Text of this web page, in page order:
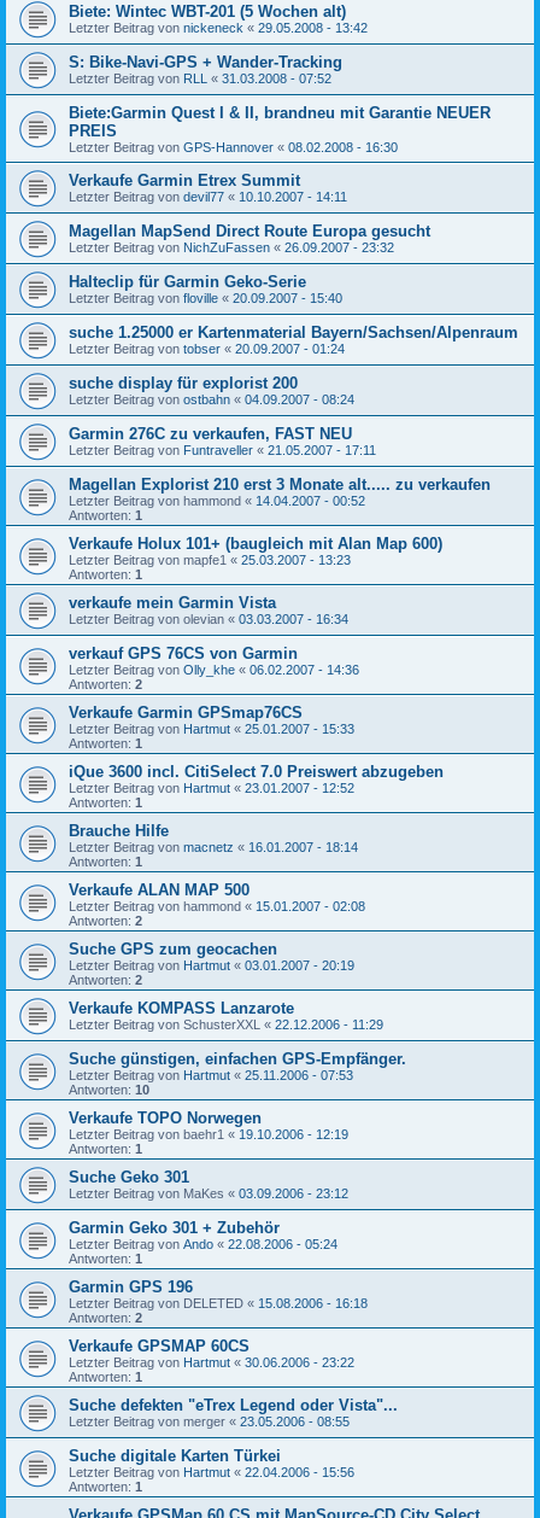
Biete: Wintec WBT-201 (5 Wochen alt)
Letzter Beitrag von nickeneck « 29.05.2008 - 13:42
S: Bike-Navi-GPS + Wander-Tracking
Letzter Beitrag von RLL « 31.03.2008 - 07:52
Biete:Garmin Quest I & II, brandneu mit Garantie NEUER
PREIS
Letzter Beitrag von GPS-Hannover « 08.02.2008 - 16:30
Verkaufe Garmin Etrex Summit
Letzter Beitrag von devil77 « 10.10.2007 - 14:11
Magellan MapSend Direct Route Europa gesucht
Letzter Beitrag von NichZuFassen « 26.09.2007 - 23:32
Halteclip für Garmin Geko-Serie
Letzter Beitrag von floville « 20.09.2007 - 15:40
suche 1.25000 er Kartenmaterial Bayern/Sachsen/Alpenraum
Letzter Beitrag von tobser « 20.09.2007 - 01:24
suche display für explorist 200
Letzter Beitrag von ostbahn « 04.09.2007 - 08:24
Garmin 276C zu verkaufen, FAST NEU
Letzter Beitrag von Funtraveller « 21.05.2007 - 17:11
Magellan Explorist 210 erst 3 Monate alt..... zu verkaufen
Letzter Beitrag von hammond « 14.04.2007 - 00:52
Antworten: 1
Verkaufe Holux 101+ (baugleich mit Alan Map 600)
Letzter Beitrag von mapfe1 « 25.03.2007 - 13:23
Antworten: 1
verkaufe mein Garmin Vista
Letzter Beitrag von olevian « 03.03.2007 - 16:34
verkauf GPS 76CS von Garmin
Letzter Beitrag von Olly_khe « 06.02.2007 - 14:36
Antworten: 2
Verkaufe Garmin GPSmap76CS
Letzter Beitrag von Hartmut « 25.01.2007 - 15:33
Antworten: 1
iQue 3600 incl. CitiSelect 7.0 Preiswert abzugeben
Letzter Beitrag von Hartmut « 23.01.2007 - 12:52
Antworten: 1
Brauche Hilfe
Letzter Beitrag von macnetz « 16.01.2007 - 18:14
Antworten: 1
Verkaufe ALAN MAP 500
Letzter Beitrag von hammond « 15.01.2007 - 02:08
Antworten: 2
Suche GPS zum geocachen
Letzter Beitrag von Hartmut « 03.01.2007 - 20:19
Antworten: 2
Verkaufe KOMPASS Lanzarote
Letzter Beitrag von SchusterXXL « 22.12.2006 - 11:29
Suche günstigen, einfachen GPS-Empfänger.
Letzter Beitrag von Hartmut « 25.11.2006 - 07:53
Antworten: 10
Verkaufe TOPO Norwegen
Letzter Beitrag von baehr1 « 19.10.2006 - 12:19
Antworten: 1
Suche Geko 301
Letzter Beitrag von MaKes « 03.09.2006 - 23:12
Garmin Geko 301 + Zubehör
Letzter Beitrag von Ando « 22.08.2006 - 05:24
Antworten: 1
Garmin GPS 196
Letzter Beitrag von DELETED « 15.08.2006 - 16:18
Antworten: 2
Verkaufe GPSMAP 60CS
Letzter Beitrag von Hartmut « 30.06.2006 - 23:22
Antworten: 1
Suche defekten "eTrex Legend oder Vista"...
Letzter Beitrag von merger « 23.05.2006 - 08:55
Suche digitale Karten Türkei
Letzter Beitrag von Hartmut « 22.04.2006 - 15:56
Antworten: 1
Verkaufe GPSMap 60 CS mit MapSource-CD City Select